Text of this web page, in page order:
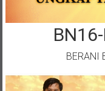
BERANI